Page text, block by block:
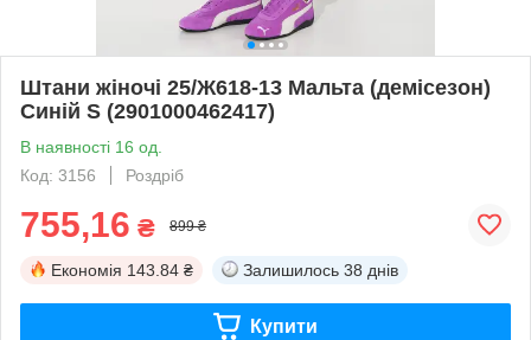
Штани жіночі 25/Ж618-13 Мальта (демісезон)
Синій S (2901000462417)
В наявності 16 од.
Код: 3156
Роздріб
755,16 ₴ 899 ₴
Економія 143.84 ₴ Залишилось 38 днів
Купити